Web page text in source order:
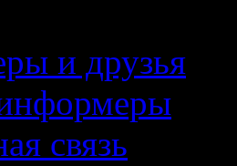
и друзья
связь